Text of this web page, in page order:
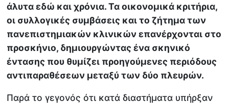
άλυτα εδώ και χρόνια. Τα οικονομικά κριτήρια,
οι συλλογικές συμβάσεις και το ζήτημα των
πανεπιστημιακών κλινικών επανέρχονται στο
προσκήνιο, δημιουργώντας ένα σκηνικό
έντασης που θυμίζει προηγούμενες περιόδους
αντιπαραθέσεων μεταξύ των δύο πλευρών.
Παρά το γεγονός ότι κατά διαστήματα υπήρξαν